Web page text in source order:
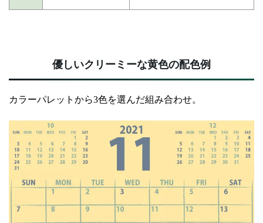
優しいクリーミーな黄色の配色例
カラーパレットから3色を選んだ組み合わせ。